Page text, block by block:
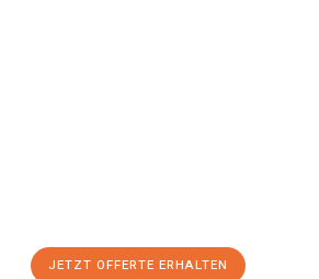
JETZT OFFERTE ERHALTEN